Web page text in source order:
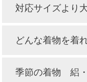
対応サイズより
どんな着物を着
季節の着物 絽